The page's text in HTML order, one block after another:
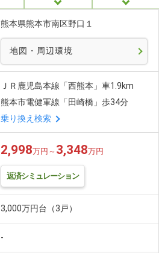
熊本県熊本市南区野口１
地図・周辺環境
ＪＲ鹿児島本線「西熊本」車1.9km
熊本市電健軍線「田崎橋」歩34分
乗り換え検索
2,998万円～ 3,348万円
返済シミュレーション
3,000万円台（3戸）
-